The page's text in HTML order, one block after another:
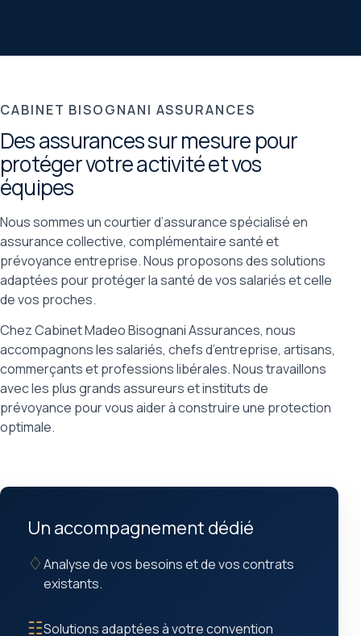
CABINET BISOGNANI ASSURANCES
Des assurances sur mesure pour
protéger votre activité et vos
équipes
Nous sommes un courtier d’assurance spécialisé en
assurance collective, complémentaire santé et
prévoyance entreprise. Nous proposons des solutions
adaptées pour protéger la santé de vos salariés et celle
de vos proches.
Chez Cabinet Madeo Bisognani Assurances, nous
accompagnons les salariés, chefs d’entreprise, artisans,
commerçants et professions libérales. Nous travaillons
avec les plus grands assureurs et instituts de
prévoyance pour vous aider à construire une protection
optimale.
Un accompagnement dédié
♢Analyse de vos besoins et de vos contrats
existants.
☷Solutions adaptées à votre convention